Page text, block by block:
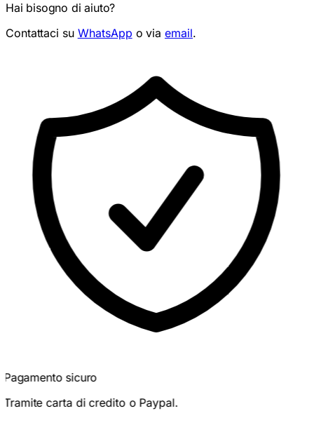
Hai bisogno di aiuto?
Contattaci su WhatsApp o via email.
Pagamento sicuro
Tramite carta di credito o Paypal.